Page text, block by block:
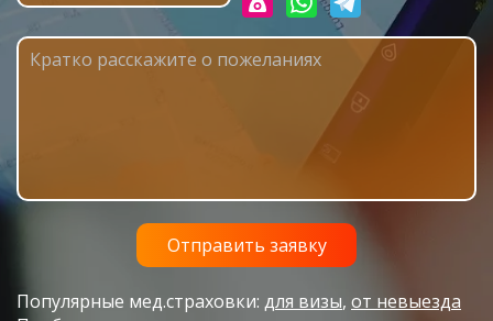
Популярные мед.страховки: для визы, от невыезда